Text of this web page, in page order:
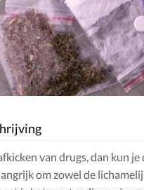
van drugs, dan kun
om zowel de